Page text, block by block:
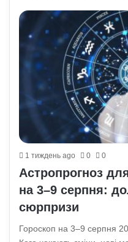
1 тиждень ago 0 0
Астропрогноз
на 3–9 серпня:
сюрпризи
Гороскоп на 3–9 серпня